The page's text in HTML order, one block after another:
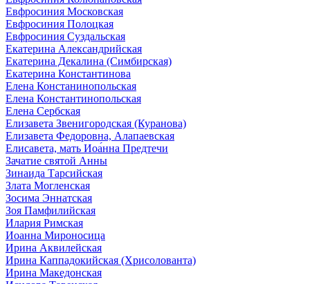
Евфросиния Московская
Евфросиния Полоцкая
Евфросиния Суздальская
Екатерина Александрийская
Екатерина Декалина (Симбирская)
Екатерина Константинова
Елена Констанинопольская
Елена Константинопольская
Елена Сербская
Елизавета Звенигородская (Куранова)
Елизавета Федоровна, Алапаевская
Елисавета, мать Иоа́нна Предтечи
Зачатие святой Анны
Зинаида Тарсийская
Злата Могленская
Зосима Эннатская
Зоя Памфилийская
Илария Римская
Иоанна Мироносица
Ирина Аквилейская
Ирина Каппадокийская (Хрисолованта)
Ирина Македонская